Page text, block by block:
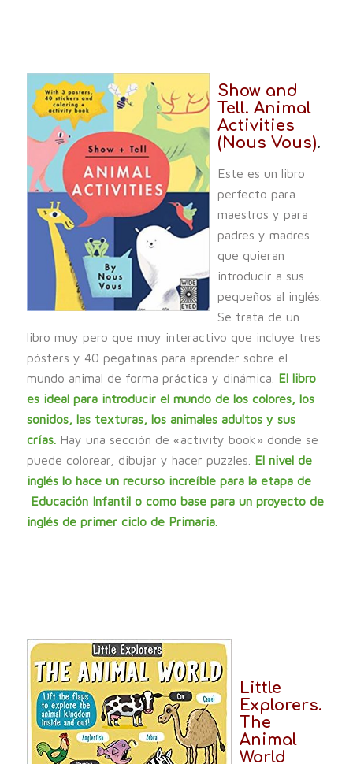
Show and
Tell. Animal
Activities
(Nous Vous).
Este es un libro
perfecto para
maestros y para
padres y madres
que quieran
introducir a sus
pequeños al inglés.
Se trata de un
libro muy pero que muy interactivo que incluye tres
pósters y 40 pegatinas para aprender sobre el
mundo animal de forma práctica y dinámica. El libro
es ideal para introducir el mundo de los colores, los
sonidos, las texturas, los animales adultos y sus
crías.Hay una sección de «activity book» donde se
puede colorear, dibujar y hacer puzzles. El nivel de
inglés lo hace un recurso increíble para la etapa de
Educación Infantil o como base para un proyecto de
inglés de primer ciclo de Primaria.
Little
Explorers.
The
Animal
World